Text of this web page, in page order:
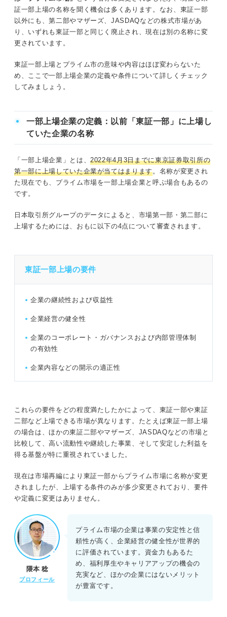
証一部上場の名称を聞く機会は多くあります。なお、東証一部
以外にも、第二部やマザーズ、JASDAQなどの株式市場があ
り、いずれも東証一部と同じく廃止され、現在は別の名称に変
更されています。
東証一部上場とプライム市の意味や内容はほぼ変わらないた
め、ここで一部上場企業の定義や条件について詳しくチェック
してみましょう。
一部上場企業の定義：以前「東証一部」に上場し
ていた企業の名称
「一部上場企業」とは、2022年4月3日までに東京証券取引所の
第一部に上場していた企業が当てはまります。名称が変更され
た現在でも、プライム市場を一部上場企業と呼ぶ場合もあるの
です。
日本取引所グループのデータによると、市場第一部・第二部に
上場するためには、おもに以下の4点について審査されます。
東証一部上場の要件
企業の継続性および収益性
企業経営の健全性
企業のコーポレート・ガバナンスおよび内部管理体制
の有効性
企業内容などの開示の適正性
これらの要件をどの程度満たしたかによって、東証一部や東証
二部など上場できる市場が異なります。たとえば東証一部上場
の場合は、ほかの東証二部やマザーズ、JASDAQなどの市場と
比較して、高い流動性や継続した事業、そして安定した利益を
得る基盤が特に重視されていました。
現在は市場再編により東証一部からプライム市場に名称が変更
されましたが、上場する条件のみが多少変更されており、要件
や定義に変更はありません。
隈本 稔
プロフィール
プライム市場の企業は事業の安定性と信
頼性が高く、企業経営の健全性が世界的
に評価されています。資金力もあるた
め、福利厚生やキャリアアップの機会の
充実など、ほかの企業にはないメリット
が豊富です。
③インターンシップや説明会・セミナーに積極的に参加する
④SNSや口コミサイトで選考についての情報を集める
かそう！